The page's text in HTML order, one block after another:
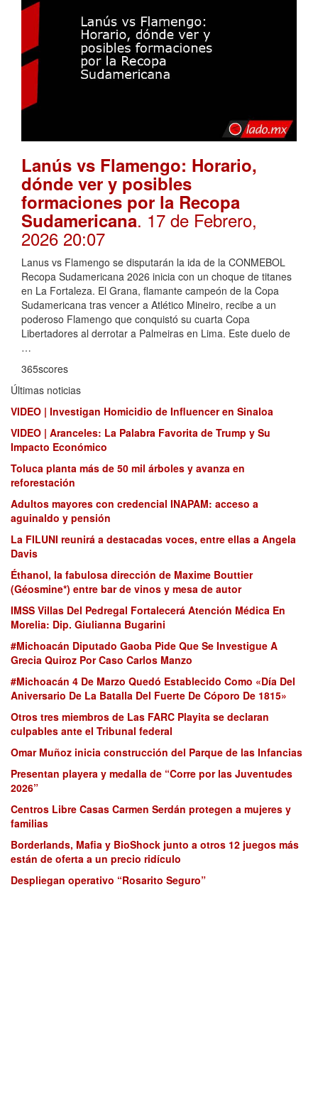
Lanús vs Flamengo: Horario,
dónde ver y posibles
formaciones por la Recopa
Sudamericana. 17 de Febrero,
2026 20:07
Lanus vs Flamengo se disputarán la ida de la CONMEBOL
Recopa Sudamericana 2026 inicia con un choque de titanes
en La Fortaleza. El Grana, flamante campeón de la Copa
Sudamericana tras vencer a Atlético Mineiro, recibe a un
poderoso Flamengo que conquistó su cuarta Copa
Libertadores al derrotar a Palmeiras en Lima. Este duelo de
…
365scores
Últimas noticias
VIDEO | Investigan Homicidio de Influencer en Sinaloa
VIDEO | Aranceles: La Palabra Favorita de Trump y Su
Impacto Económico
Toluca planta más de 50 mil árboles y avanza en
reforestación
Adultos mayores con credencial INAPAM: acceso a
aguinaldo y pensión
La FILUNI reunirá a destacadas voces, entre ellas a Angela
Davis
Éthanol, la fabulosa dirección de Maxime Bouttier
(Géosmine*) entre bar de vinos y mesa de autor
IMSS Villas Del Pedregal Fortalecerá Atención Médica En
Morelia: Dip. Giulianna Bugarini
#Michoacán Diputado Gaoba Pide Que Se Investigue A
Grecia Quiroz Por Caso Carlos Manzo
#Michoacán 4 De Marzo Quedó Establecido Como «Día Del
Aniversario De La Batalla Del Fuerte De Cóporo De 1815»
Otros tres miembros de Las FARC Playita se declaran
culpables ante el Tribunal federal
Omar Muñoz inicia construcción del Parque de las Infancias
Presentan playera y medalla de “Corre por las Juventudes
2026”
Centros Libre Casas Carmen Serdán protegen a mujeres y
familias
Borderlands, Mafia y BioShock junto a otros 12 juegos más
están de oferta a un precio ridículo
Despliegan operativo “Rosarito Seguro”